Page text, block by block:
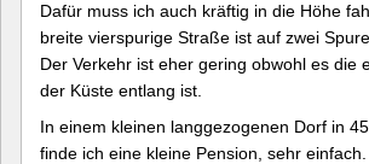
Dafür muss ich auch kräftig in die Höhe
breite vierspurige Straße ist auf zwei
Der Verkehr ist eher gering obwohl es die
der Küste entlang ist.
In einem kleinen langgezogenen Dorf in
finde ich eine kleine Pension, sehr